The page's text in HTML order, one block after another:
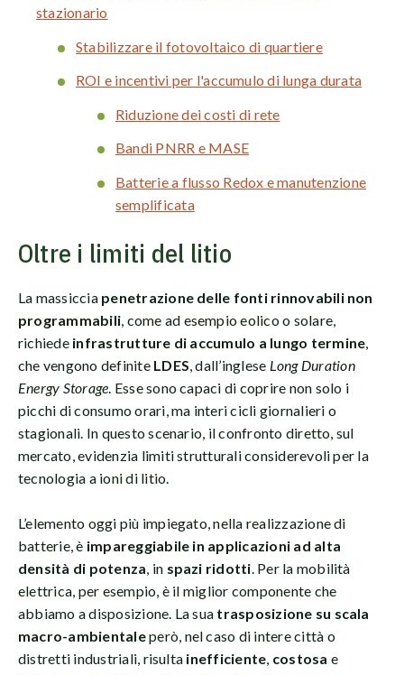
stazionario
Stabilizzare il fotovoltaico di quartiere
ROI e incentivi per l'accumulo di lunga durata
Riduzione dei costi di rete
Bandi PNRR e MASE
Batterie a flusso Redox e manutenzione
semplificata
Oltre i limiti del litio
La massiccia penetrazione delle fonti rinnovabili non
programmabili , come ad esempio eolico o solare,
richiede infrastrutture di accumulo a lungo termine
che vengono definite LDES , dall’inglese Long Duration
Energy Storage . Esse sono capaci di coprire non solo i
picchi di consumo orari, ma interi cicli giornalieri o
stagionali. In questo scenario, il confronto diretto, sul
mercato, evidenzia limiti strutturali considerevoli per la
tecnologia a ioni di litio.
L’elemento oggi più impiegato, nella realizzazione di
batterie, è impareggiabile in applicazioni ad alta
densità di potenza , in spazi ridotti . Per la mobilità
elettrica, per esempio, è il miglior componente che
abbiamo a disposizione. La sua trasposizione su scala
macro-ambientaleperò, nel caso di intere città o
distretti industriali, risulta inefficiente costosa e